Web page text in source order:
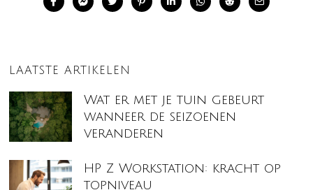
LAATSTE ARTIKELEN
Wat er met je tuin gebeurt
wanneer de seizoenen
veranderen
HP Z Workstation: kracht op
topniveau